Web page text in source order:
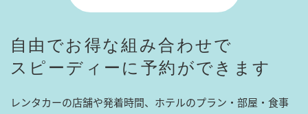
自由でお得な組み合わせで
スピーディーに予約ができます
レンタカーの店舗や発着時間、ホテルのプラン・部屋・食事